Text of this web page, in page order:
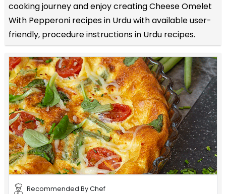
cooking journey and enjoy creating Cheese Omelet
With Pepperoni recipes in Urdu with available user-
friendly, procedure instructions in Urdu recipes.
Recommended By Chef